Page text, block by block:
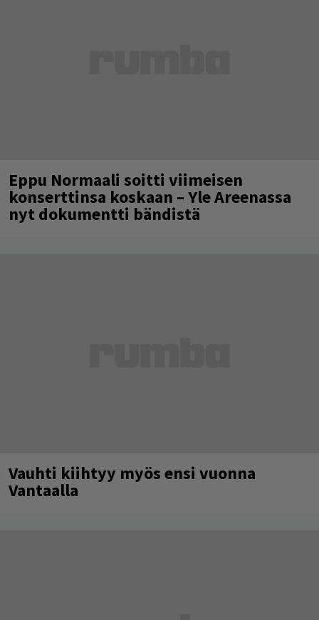
Eppu Normaali soitti viimeisen
konserttinsa koskaan – Yle Areenassa
nyt dokumentti bändistä
Vauhti kiihtyy myös ensi vuonna
Vantaalla